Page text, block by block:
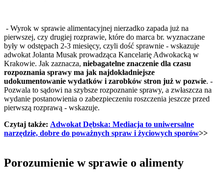
- Wyrok w sprawie alimentacyjnej nierzadko zapada już na
pierwszej, czy drugiej rozprawie, które do marca br. wyznaczane
były w odstępach 2-3 miesięcy, czyli dość sprawnie - wskazuje
adwokat Jolanta Musak prowadząca Kancelarię Adwokacką w
Krakowie. Jak zaznacza, niebagatelne znaczenie dla czasu
rozpoznania sprawy ma jak najdokładniejsze
udokumentowanie wydatków i zarobków stron już w pozwie. -
Pozwala to sądowi na szybsze rozpoznanie sprawy, a zwłaszcza na
wydanie postanowienia o zabezpieczeniu roszczenia jeszcze przed
pierwszą rozprawą - wskazuje.
Czytaj także: Adwokat Dębska: Mediacja to uniwersalne
narzędzie, dobre do poważnych spraw i życiowych sporów>>
Porozumienie w sprawie o alimenty